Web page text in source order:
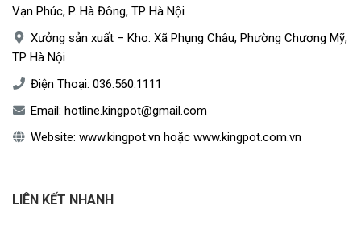
Vạn Phúc, P. Hà Đông, TP Hà Nội
Xưởng sản xuất – Kho: Xã Phụng Châu, Phường Chương Mỹ,
TP Hà Nội
Điện Thoại: 036.560.1111
Email: hotline.kingpot@gmail.com
Website: www.kingpot.vn hoặc www.kingpot.com.vn
LIÊN KẾT NHANH